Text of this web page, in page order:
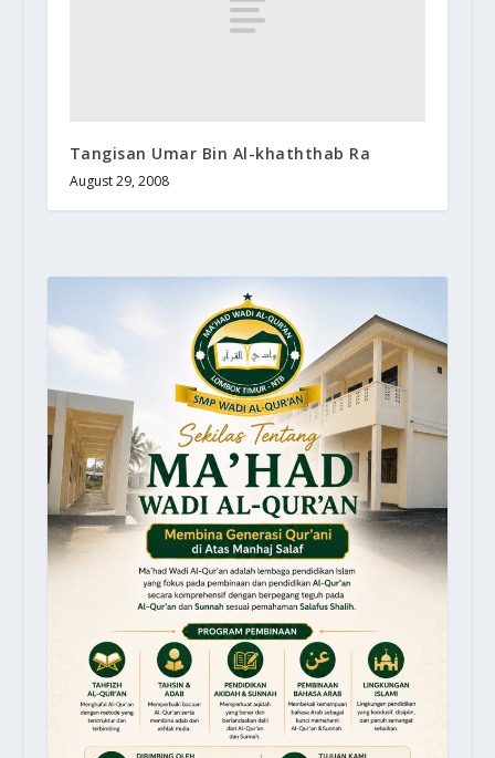
Tangisan Umar Bin Al-khaththab Ra
August 29, 2008